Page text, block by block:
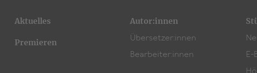
Aktuelles
Premieren
Autor:innen
Übersetzer:innen
Bearbeiter:innen
E-